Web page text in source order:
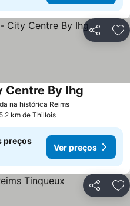
Partilhar
na histórica Reims
Centre By Ihg
km de Thillois
preços
Ver preços
Partilhar